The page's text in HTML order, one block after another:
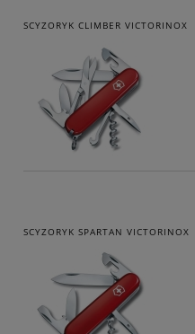
SCYZORYK CLIMBER VICTORINOX
SCYZORYK SPARTAN VICTORINOX